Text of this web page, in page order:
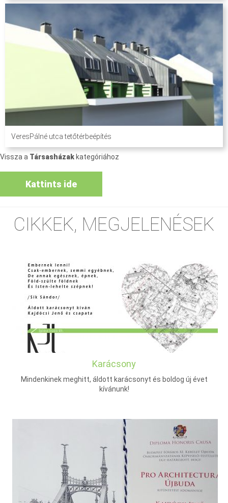
VeresPálné utca tetőtérbeépítés
Vissza a Társasházak kategóriához
Kattints ide
CIKKEK, MEGJELENÉSEK
Karácsony
Mindenkinek meghitt, áldott karácsonyt és boldog új évet
kívánunk!